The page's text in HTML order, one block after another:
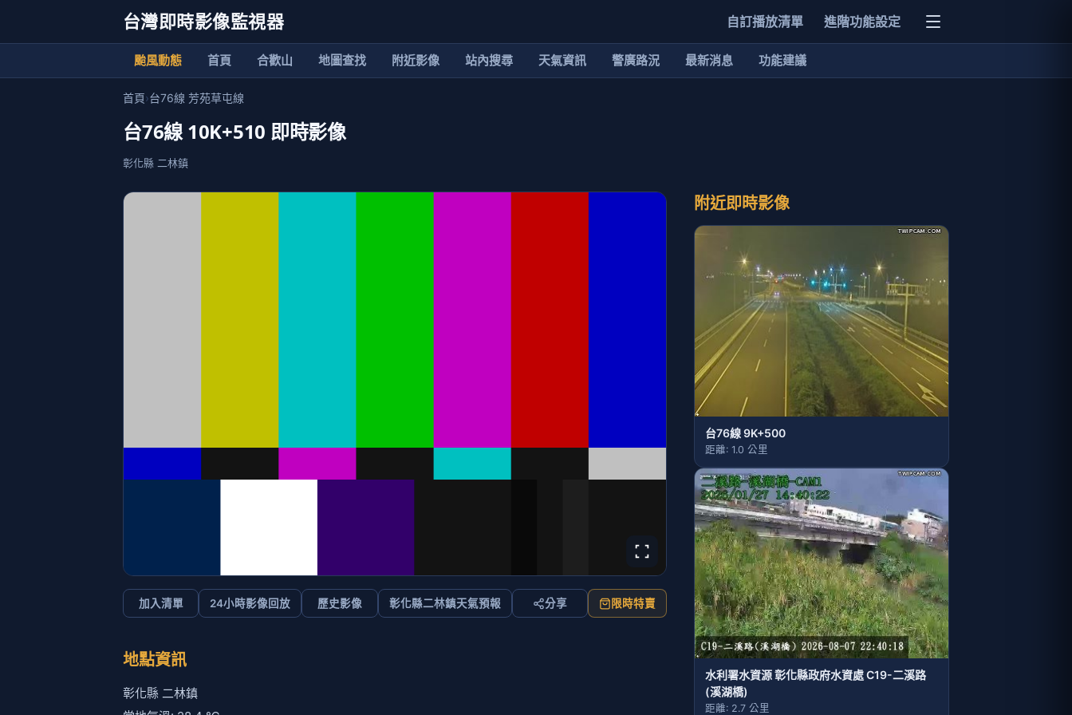
台灣即時影像監視器 自訂播放清單 進階功能設定
颱風動態 首頁 合歡山 地圖查找 附近影像 站內搜尋 天氣資訊 警廣路況 最新消息 功能建議
首頁›台76線 芳苑草屯線
台76線 10K+510 即時影像
彰化縣 二林鎮
加入清單 24小時影像回放 歷史影像 彰化縣二林鎮天氣預報 分享 限時特賣
地點資訊
彰化縣 二林鎮
附近即時影像
台76線 9K+500
距離: 1.0 公里
水利署水資源 彰化縣政府水資處 C19-二溪路
(溪湖橋)
距離: 2.7 公里